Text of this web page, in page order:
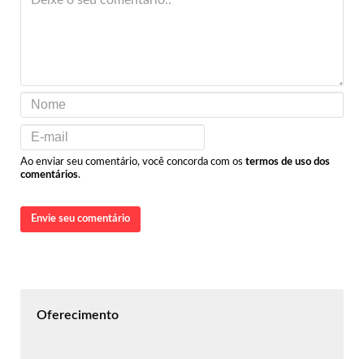
Ao enviar seu comentário, você concorda com os termos de uso dos
comentários.
Envie seu comentário
Oferecimento